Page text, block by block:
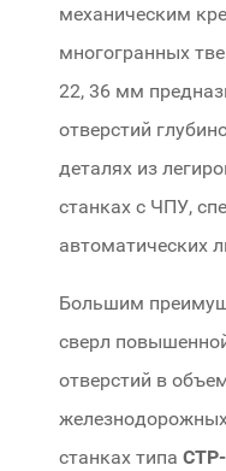
механическим
многогранных
22, 36 мм
отверстий
деталях из
станках с ЧПУ,
автоматических
Большим
сверл
отверстий в
станках типа